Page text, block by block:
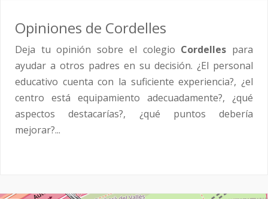
Opiniones de Cordelles
Deja tu opinión sobre el colegio Cordelles para
ayudar a otros padres en su decisión. ¿El personal
educativo cuenta con la suficiente experiencia?, ¿el
centro está equipamiento adecuadamente?, ¿qué
aspectos destacarías?, ¿qué puntos debería
mejorar?...